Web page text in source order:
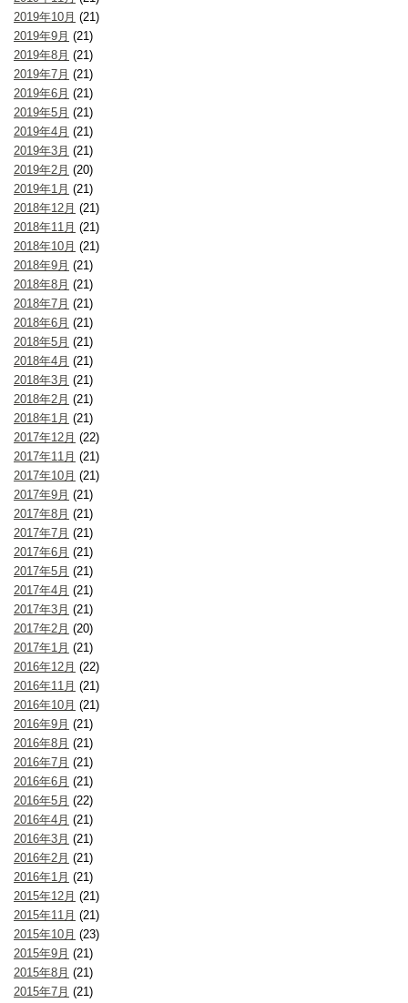
2019年10月 (21)
2019年9月 (21)
2019年8月 (21)
2019年7月 (21)
2019年6月 (21)
2019年5月 (21)
2019年4月 (21)
2019年3月 (21)
2019年2月 (20)
2019年1月 (21)
2018年12月 (21)
2018年11月 (21)
2018年10月 (21)
2018年9月 (21)
2018年8月 (21)
2018年7月 (21)
2018年6月 (21)
2018年5月 (21)
2018年4月 (21)
2018年3月 (21)
2018年2月 (21)
2018年1月 (21)
2017年12月 (22)
2017年11月 (21)
2017年10月 (21)
2017年9月 (21)
2017年8月 (21)
2017年7月 (21)
2017年6月 (21)
2017年5月 (21)
2017年4月 (21)
2017年3月 (21)
2017年2月 (20)
2017年1月 (21)
2016年12月 (22)
2016年11月 (21)
2016年10月 (21)
2016年9月 (21)
2016年8月 (21)
2016年7月 (21)
2016年6月 (21)
2016年5月 (22)
2016年4月 (21)
2016年3月 (21)
2016年2月 (21)
2016年1月 (21)
2015年12月 (21)
2015年11月 (21)
2015年10月 (23)
2015年9月 (21)
2015年8月 (21)
2015年7月 (21)